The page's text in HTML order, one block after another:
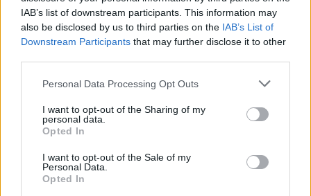
IAB’s list of downstream participants. This information may
also be disclosed by us to third parties on the IAB’s List of
Downstream Participants that may further disclose it to other
Personal Data Processing Opt Outs
I want to opt-out of the Sharing of my
personal data.
Opted In
I want to opt-out of the Sale of my
Personal Data.
Opted In
pranešė Bulgarijos nacionalinė televizija.